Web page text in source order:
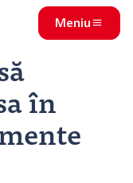
Meniu
în